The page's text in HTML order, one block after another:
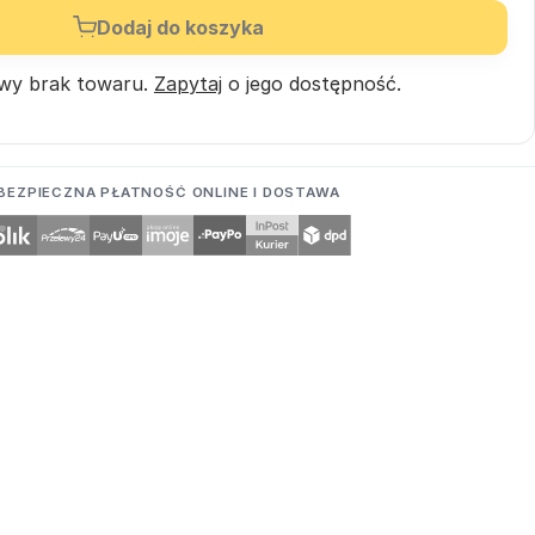
Dodaj do koszyka
brak towaru. Zapytaj o jego dostępność.
PŁATNOŚĆ ONLINE I DOSTAWA